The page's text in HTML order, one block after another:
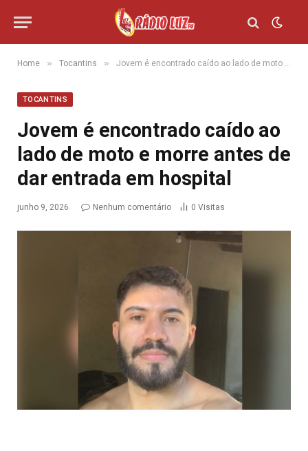
Home » Tocantins » Jovem é encontrado caído ao lado de moto e morre antes de dar entrada em hospital
TOCANTINS
Jovem é encontrado caído ao
lado de moto e morre antes de
dar entrada em hospital
junho 9, 2026 Nenhum comentário 0 Visitas